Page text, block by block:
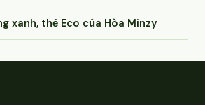
xanh, thẻ Eco của Hòa Minzy